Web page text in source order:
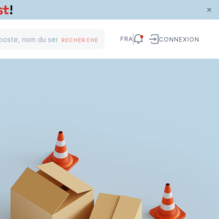
RECHERCHE FRA CONNEXION